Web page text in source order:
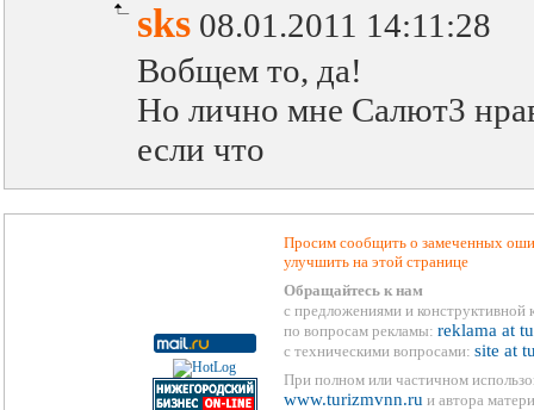
sks 08.01.2011 14:11:28
Вобщем то, да!
Но лично мне Салют3
если что
Просим сообщить о замеченных
улучшить на этой странице
Обращайтесь к нам
с предложениями и конструктивной
по вопросам рекламы: reklama at
с техническими вопросами: site at
При полном или частичном
www.turizmvnn.ru и автора